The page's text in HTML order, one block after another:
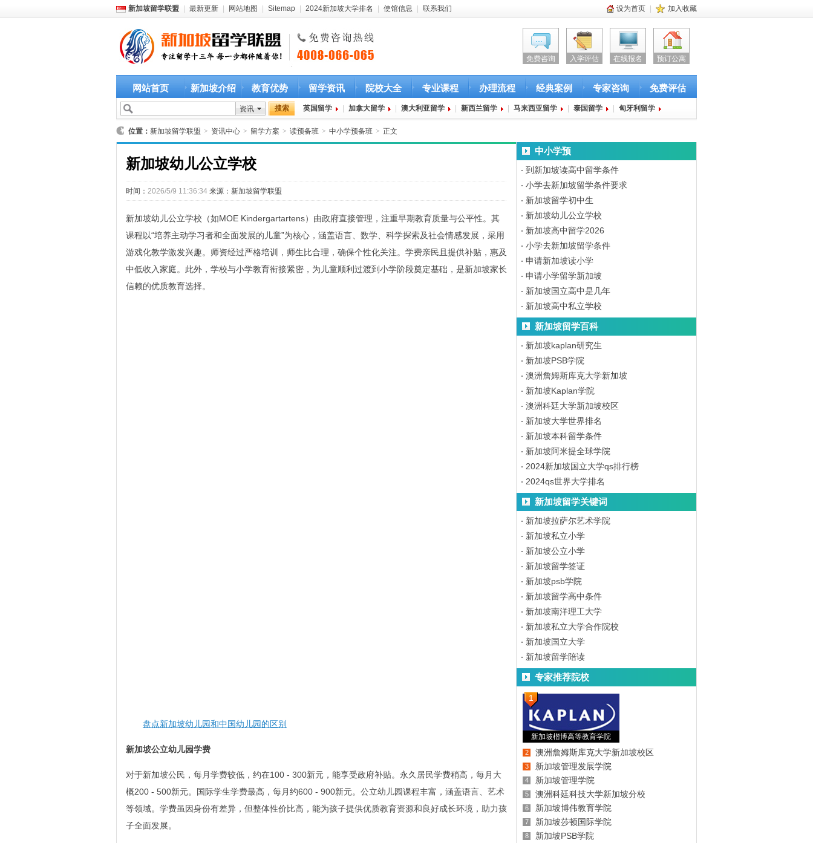
新加坡留学联盟 最新更新 网站地图 Sitemap 2024新加坡大学排名 使馆信息 联系我们 设为首页 加入收藏
免费咨询 入学评估 在线报名 预订公寓
网站首页 新加坡介绍 教育优势 留学资讯 院校大全 专业课程 办理流程 经典案例 专家咨询 免费评估
资讯 英国留学 加拿大留学 澳大利亚留学 新西兰留学 马来西亚留学 泰国留学 匈牙利留学
位置： 新加坡留学联盟 > 资讯中心 > 留学方案 > 读预备班 > 中小学预备班 > 正文
新加坡幼儿公立学校
时间： 2026/5/9 11:36:34 来源： 新加坡留学联盟
新加坡幼儿公立学校（如MOE Kindergartartens）由政府直接管理，注重早期教育质量与公平性。其
课程以“培养主动学习者和全面发展的儿童”为核心，涵盖语言、数学、科学探索及社会情感发展，采用
游戏化教学激发兴趣。师资经过严格培训，师生比合理，确保个性化关注。学费亲民且提供补贴，惠及
中低收入家庭。此外，学校与小学教育衔接紧密，为儿童顺利过渡到小学阶段奠定基础，是新加坡家长
信赖的优质教育选择。
盘点新加坡幼儿园和中国幼儿园的区别
新加坡公立幼儿园学费
对于新加坡公民，每月学费较低，约在100 - 300新元，能享受政府补贴。永久居民学费稍高，每月大
概200 - 500新元。国际学生学费最高，每月约600 - 900新元。公立幼儿园课程丰富，涵盖语言、艺术
等领域。学费虽因身份有差异，但整体性价比高，能为孩子提供优质教育资源和良好成长环境，助力孩
子全面发展。
中小学预
备班
到新加坡读高中留学条件
小学去新加坡留学条件要求
新加坡留学初中生
新加坡幼儿公立学校
新加坡高中留学2026
小学去新加坡留学条件
申请新加坡读小学
申请小学留学新加坡
新加坡国立高中是几年
新加坡高中私立学校
新加坡留学百科
新加坡kaplan研究生
新加坡PSB学院
澳洲詹姆斯库克大学新加坡
新加坡Kaplan学院
澳洲科廷大学新加坡校区
新加坡大学世界排名
新加坡本科留学条件
新加坡阿米提全球学院
2024新加坡国立大学qs排行榜
2024qs世界大学排名
新加坡留学关键词
新加坡拉萨尔艺术学院
新加坡私立小学
新加坡公立小学
新加坡留学签证
新加坡psb学院
新加坡留学高中条件
新加坡南洋理工大学
新加坡私立大学合作院校
新加坡国立大学
新加坡留学陪读
专家推荐院校
1
新加坡楷博高等教育学院
2 澳洲詹姆斯库克大学新加坡校区
3 新加坡管理发展学院
4 新加坡管理学院
5 澳洲科廷科技大学新加坡分校
6 新加坡博伟教育学院
7 新加坡莎顿国际学院
8 新加坡PSB学院